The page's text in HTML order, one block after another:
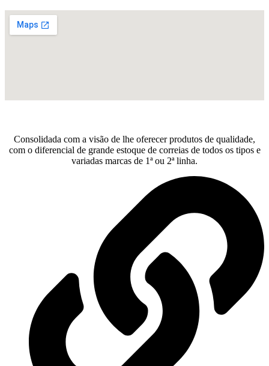
Consolidada com a visão de lhe oferecer produtos de qualidade,
com o diferencial de grande estoque de correias de todos os tipos e
variadas marcas de 1ª ou 2ª linha.